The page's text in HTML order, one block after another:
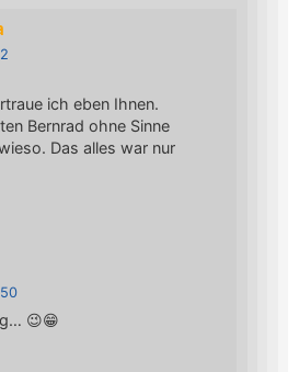
ich eben Ihnen.
Bernrad ohne Sinne
Das alles war nur
😉😁